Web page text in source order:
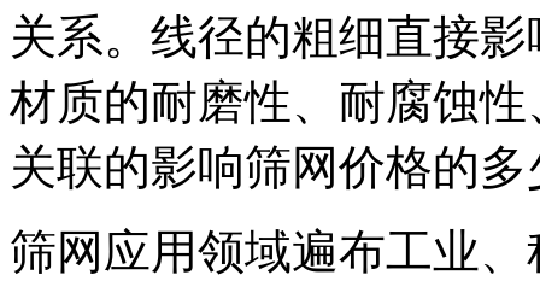
关系。线径的粗细直接
材质的耐磨性、耐腐蚀
关联的影响筛网价格的多
筛网应用领域遍布工业